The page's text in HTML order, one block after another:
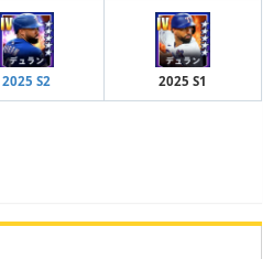
2025 S2 2025 S1